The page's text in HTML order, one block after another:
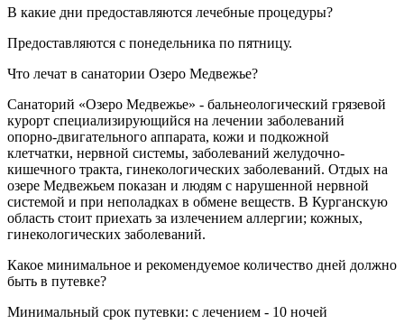
В какие дни предоставляются лечебные процедуры?
Предоставляются с понедельника по пятницу.
Что лечат в санатории Озеро Медвежье?
Санаторий «Озеро Медвежье» - бальнеологический грязевой
курорт специализирующийся на лечении заболеваний
опорно-двигательного аппарата, кожи и подкожной
клетчатки, нервной системы, заболеваний желудочно-
кишечного тракта, гинекологических заболеваний. Отдых на
озере Медвежьем показан и людям с нарушенной нервной
системой и при неполадках в обмене веществ. В Курганскую
область стоит приехать за излечением аллергии; кожных,
гинекологических заболеваний.
Какое минимальное и рекомендуемое количество дней должно
быть в путевке?
Минимальный срок путевки: с лечением - 10 ночей